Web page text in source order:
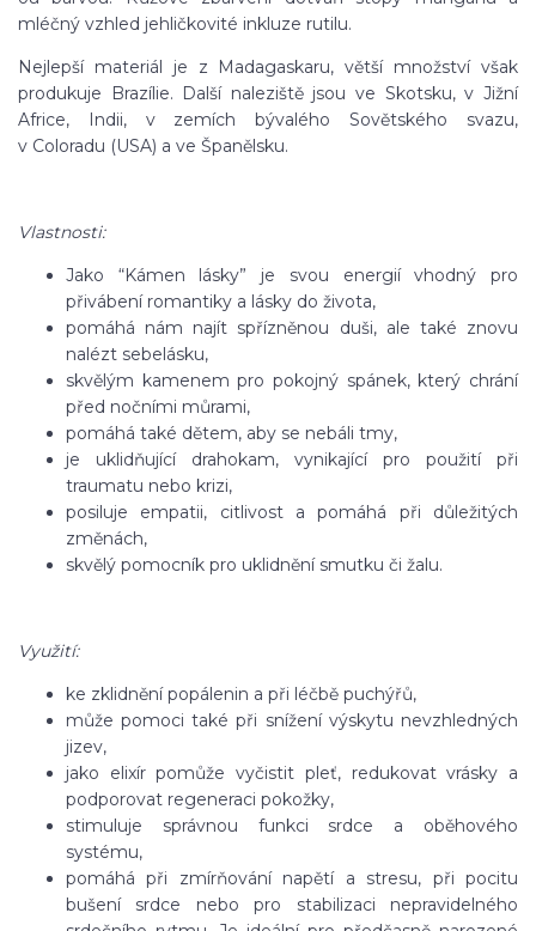
mléčný vzhled jehličkovité inkluze rutilu.
Nejlepší materiál je z Madagaskaru, větší množství však
produkuje Brazílie. Další naleziště jsou ve Skotsku, v Jižní
Africe, Indii, v zemích bývalého Sovětského svazu,
v Coloradu (USA) a ve Španělsku.
Vlastnosti:
Jako “Kámen lásky” je svou energií vhodný pro
přivábení romantiky a lásky do života,
pomáhá nám najít spřízněnou duši, ale také znovu
nalézt sebelásku,
skvělým kamenem pro pokojný spánek, který chrání
před nočními můrami,
pomáhá také dětem, aby se nebáli tmy,
je uklidňující drahokam, vynikající pro použití při
traumatu nebo krizi,
posiluje empatii, citlivost a pomáhá při důležitých
změnách,
skvělý pomocník pro uklidnění smutku či žalu.
Využití:
ke zklidnění popálenin a při léčbě puchýřů,
může pomoci také při snížení výskytu nevzhledných
jizev,
jako elixír pomůže vyčistit pleť, redukovat vrásky a
podporovat regeneraci pokožky,
stimuluje správnou funkci srdce a oběhového
systému,
pomáhá při zmírňování napětí a stresu, při pocitu
bušení srdce nebo pro stabilizaci nepravidelného